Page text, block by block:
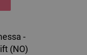
-
(NO)